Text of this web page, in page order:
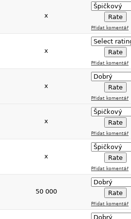
x
Přidat komentář
x
Přidat komentář
x
Přidat komentář
x
Přidat komentář
x
Přidat komentář
50 000
Přidat komentář